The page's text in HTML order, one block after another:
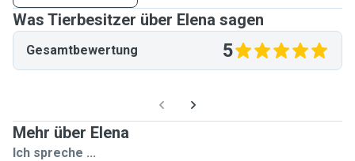
Was Tierbesitzer über Elena sagen
Gesamtbewertung 5
Mehr über Elena
Ich spreche ...